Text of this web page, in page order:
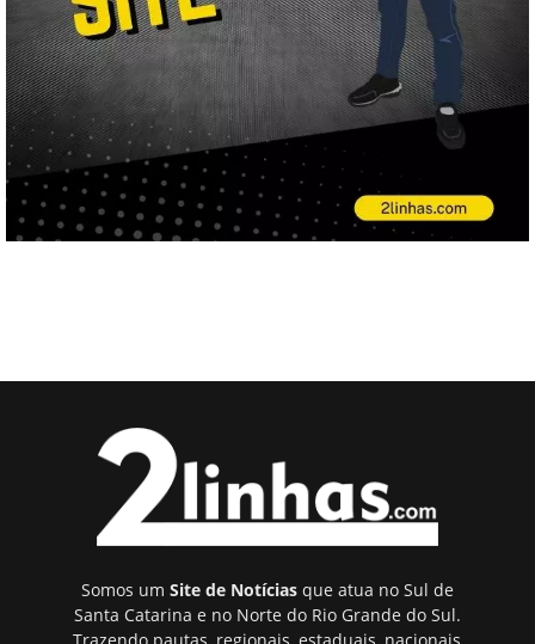
Somos um Site de Notíciasque atua no Sul de
Santa Catarina e no Norte do Rio Grande do Sul.